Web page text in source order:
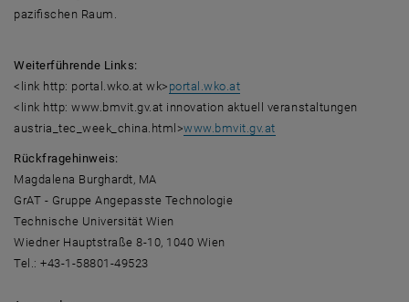
pazifischen Raum.
Weiterführende Links:
<link http: portal.wko.at wk> portal.wko.at
<link http: www.bmvit.gv.at innovation aktuell veranstaltungen
austria_tec_week_china.html>www.bmvit.gv.at
Rückfragehinweis:
Magdalena Burghardt, MA
GrAT - Gruppe Angepasste Technologie
Technische Universität Wien
Wiedner Hauptstraße 8-10, 1040 Wien
Tel.: +43-1-58801-49523